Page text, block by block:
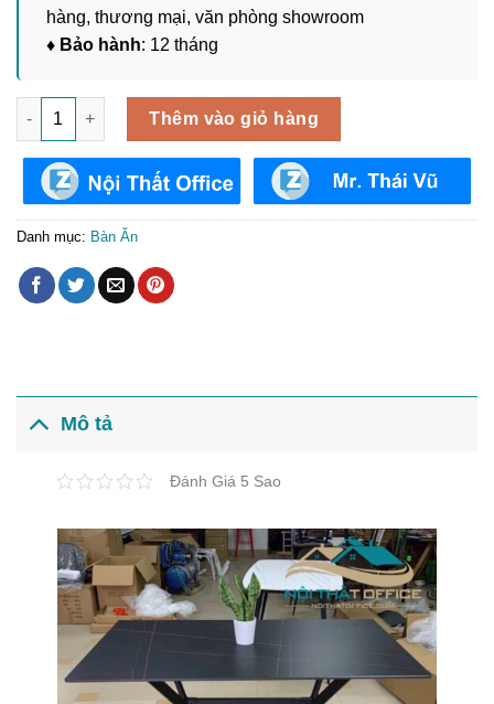
hàng, thương mại, văn phòng showroom
♦ Bảo hành: 12 tháng
Bàn Ăn Mặt Đá Chân Sắt Sơn Tĩnh Điện BA-001 số lượng
Thêm vào giỏ hàng
Danh mục: Bàn Ăn
Mô tả
Đánh Giá 5 Sao